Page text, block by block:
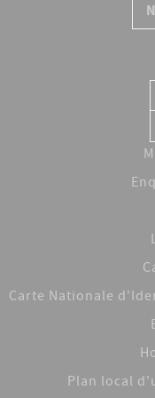
Carte Nationale
Plan local